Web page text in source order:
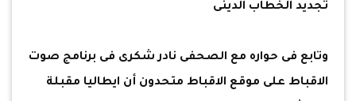
تجديد الخطاب الدينى
وتابع فى حواره مع الصحفى نادر شكرى فى برنامج صوت
الاقباط على موقع الاقباط متحدون أن ايطاليا مقبلة